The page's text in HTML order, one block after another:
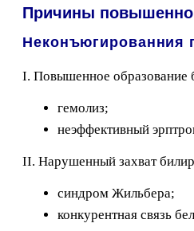
Причины
Неконъюгированния
I. Повышенное образование
гемолиз;
неэффективный
II. Нарушенный захват
синдром Жильбера;
конкурентная связь